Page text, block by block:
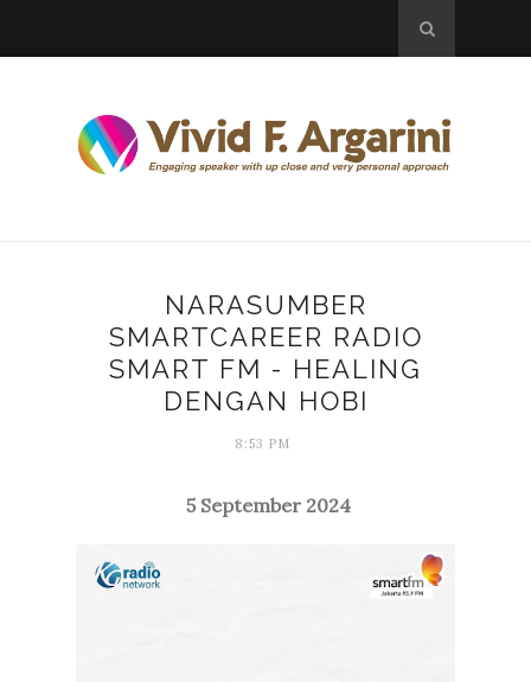
NARASUMBER
SMARTCAREER RADIO
SMART FM - HEALING
DENGAN HOBI
8:53 PM
5 September 2024